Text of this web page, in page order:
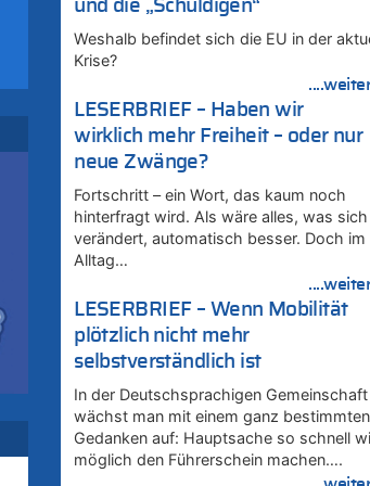
und die „Schuldigen“
Weshalb befindet sich die EU in der
Krise?
LESERBRIEF – Haben wir
wirklich mehr Freiheit – oder nur
neue Zwänge?
Fortschritt – ein Wort, das kaum noch
hinterfragt wird. Als wäre alles, was sich
verändert, automatisch besser. Doch im
Alltag…
LESERBRIEF – Wenn Mobilität
plötzlich nicht mehr
selbstverständlich ist
In der Deutschsprachigen Gemeinschaft
wächst man mit einem ganz bestimmten
Gedanken auf: Hauptsache so schnell
möglich den Führerschein machen….